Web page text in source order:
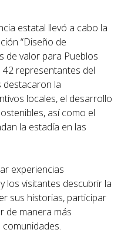
estatal llevó a cabo la
“Diseño de
de valor para Pueblos
42 representantes del
destacaron la
locales, el desarrollo
así como el
la estadía en las
experiencias
los visitantes descubrir la
sus historias, participar
de manera más